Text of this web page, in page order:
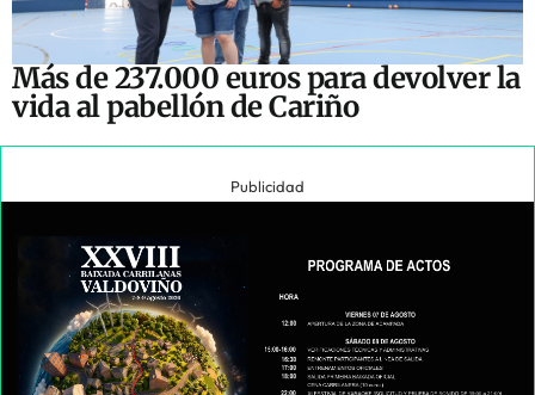
Más de 237.000 euros para devolver la
vida al pabellón de Cariño
Publicidad